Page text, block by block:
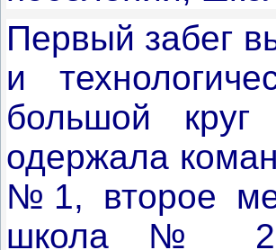
Первый забег
и
большой
одержала
№1, второе
школа № 2